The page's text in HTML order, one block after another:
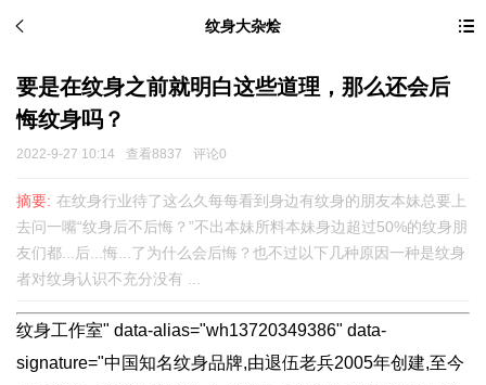
纹身大杂烩
要是在纹身之前就明白这些道理，那么还会后
悔纹身吗？
2022-9-27 10:14 查看8837 评论0
摘要: 在纹身行业待了这么久每每看到身边有纹身的朋友本妹总要上
去问一嘴“纹身后不后悔？”不出本妹所料本妹身边超过50%的纹身朋
友们都...后...悔...了为什么会后悔？也不过以下几种原因一种是纹身
者对纹身认识不充分没有 ...
纹身工作室" data-alias="wh13720349386" data-
signature="中国知名纹身品牌,由退伍老兵2005年创建,至今